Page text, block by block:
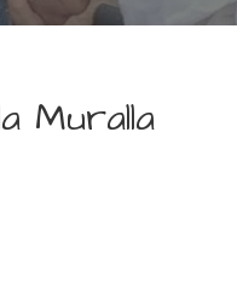
Muralla